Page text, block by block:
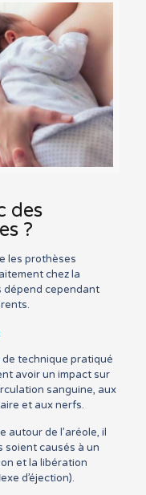
des
?
les prothèses
chez la
dépend cependant
de technique pratiqué
avoir un impact sur
sanguine, aux
et aux nerfs.
autour de l’aréole, il
soient causés à un
et la libération
d’éjection).